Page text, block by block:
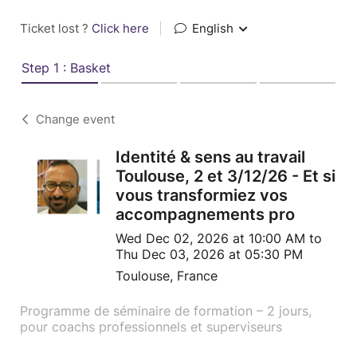
Ticket lost ? Click here English
Step 1 : Basket
Change event
Identité & sens au travail
Toulouse, 2 et 3/12/26 - Et si
vous transformiez vos
accompagnements pro
Wed Dec 02, 2026 at 10:00 AM to
Thu Dec 03, 2026 at 05:30 PM
Toulouse, France
Programme de séminaire de formation – 2 jours,
pour coachs professionnels et superviseurs